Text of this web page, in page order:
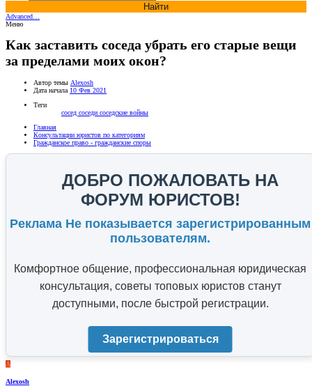
Найти
Advanced…
Меню
Как заставить соседа убрать его старые вещи
за пределами моих окон?
Автор темы Alexosh
Дата начала 10 Фев 2021
Теги
сосед соседи соседские войны
Главная
Консультации юристов по категориям
Гражданское право - гражданские споры
ДОБРО ПОЖАЛОВАТЬ НА
ФОРУМ ЮРИСТОВ!
Реклама Не показывается зарегистрированным
пользователям.
Комфортное общение, профессиональная юридическая
консультация, советы топовых юристов станут
доступными, после быстрой регистрации.
Зарегистрироваться
A
Alexosh